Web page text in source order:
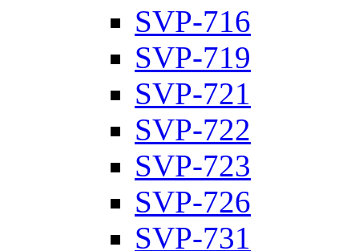
SVP-716
SVP-719
SVP-721
SVP-722
SVP-723
SVP-726
SVP-731